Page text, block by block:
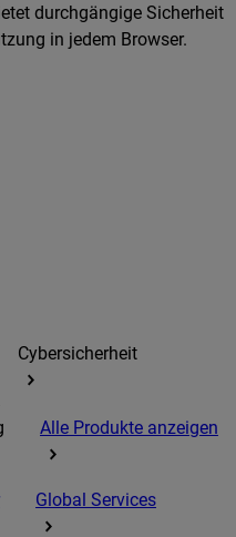
durchgängige Sicherheit
in jedem Browser.
Cybersicherheit
Alle Produkte anzeigen
Global Services